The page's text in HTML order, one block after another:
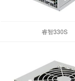
睿智330S